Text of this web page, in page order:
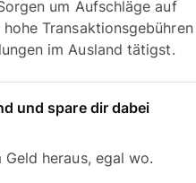
um Aufschläge auf
Transaktionsgebühren
im Ausland tätigst.
und spare dir dabei
heraus, egal wo.